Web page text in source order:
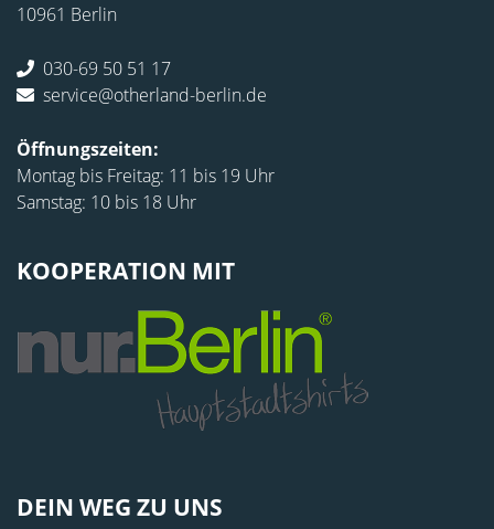
10961 Berlin
030-69 50 51 17
service@otherland-berlin.de
Öffnungszeiten:
Montag bis Freitag: 11 bis 19 Uhr
Samstag: 10 bis 18 Uhr
KOOPERATION MIT
DEIN WEG ZU UNS